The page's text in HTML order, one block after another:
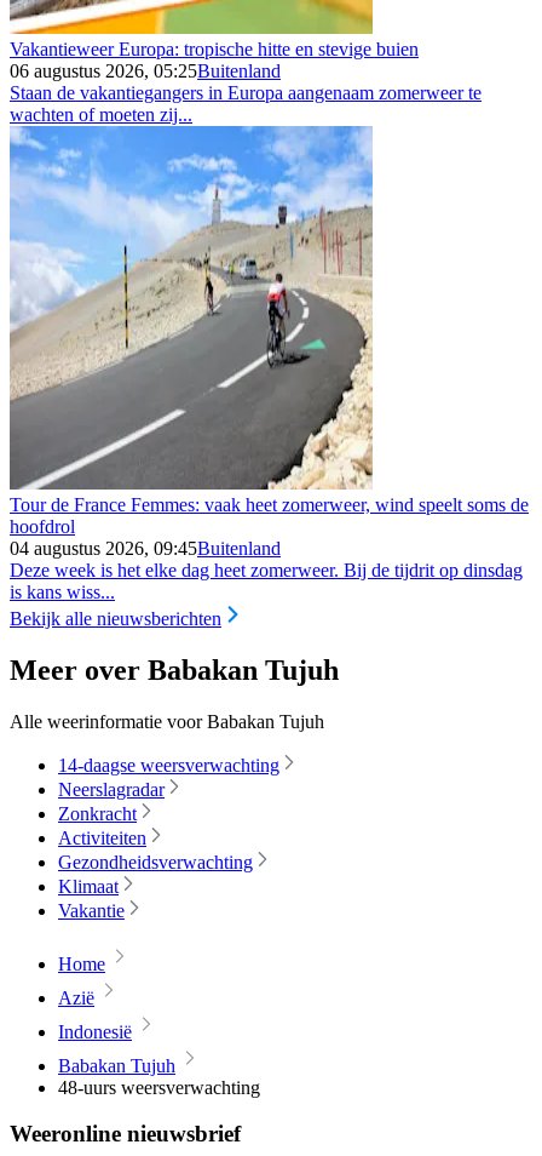
Vakantieweer Europa: tropische hitte en stevige buien
06 augustus 2026, 05:25Buitenland
Staan de vakantiegangers in Europa aangenaam zomerweer te
wachten of moeten zij...
Tour de France Femmes: vaak heet zomerweer, wind speelt soms de
hoofdrol
04 augustus 2026, 09:45Buitenland
Deze week is het elke dag heet zomerweer. Bij de tijdrit op dinsdag
is kans wiss...
Bekijk alle nieuwsberichten
Meer over Babakan Tujuh
Alle weerinformatie voor Babakan Tujuh
14-daagse weersverwachting
Neerslagradar
Zonkracht
Activiteiten
Gezondheidsverwachting
Klimaat
Vakantie
Home
Azië
Indonesië
Babakan Tujuh
48-uurs weersverwachting
Weeronline nieuwsbrief